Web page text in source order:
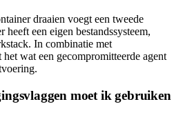
draaien voegt een tweede
een eigen bestandssysteem,
In combinatie met
wat een gecompromitteerde agent
moet ik gebruiken